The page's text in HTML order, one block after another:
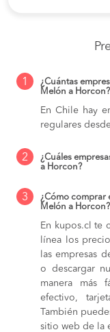
1
¿Cuántas
Melón a Horcon?
En Chile hay
regulares
2
¿Cuáles
a Horcon?
3
¿Cómo comprar
Melón a Horcon?
En kupos.cl te
línea los
las empresas
o descargar
manera más
efectivo,
También
sitio web de la